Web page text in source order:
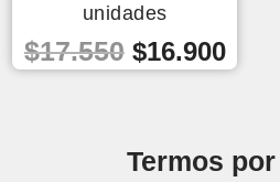
unidades
$17.550 El
precio
$17.550.
$16.900El
Termos